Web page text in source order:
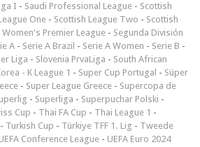
I - Saudi Professional League - Scottish
One - Scottish League Two - Scottish
Women's Premier League - Segunda División
A - Serie A Brazil - Serie A Women - Serie B -
Liga - Slovenia PrvaLiga - South African
- K League 1 - Super Cup Portugal - Süper
- Super League Greece - Supercopa de
- Superliga - Superpuchar Polski -
Cup - Thai FA Cup - Thai League 1 -
- Turkish Cup - Türkiye TFF 1. Lig - Tweede
Conference League - UEFA Euro 2024